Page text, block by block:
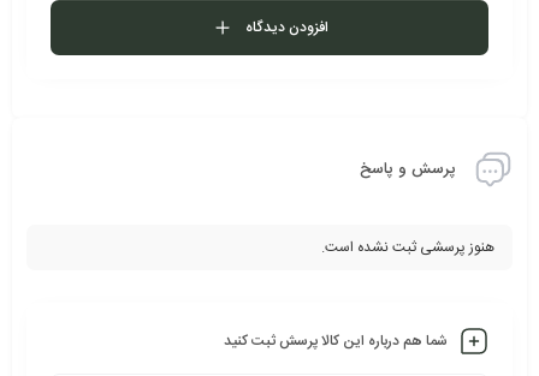
افزودن دیدگاه
پرسش و پاسخ
هنوز پرسشی ثبت نشده است.
شما هم درباره این کالا پرسش ثبت کنید